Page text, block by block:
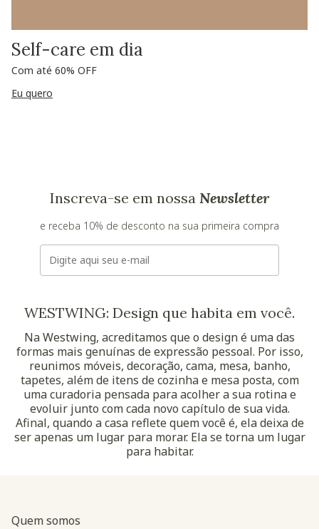
Self-care em dia
Com até 60% OFF
Eu quero
Inscreva-se em nossa Newsletter
e receba 10% de desconto na sua primeira compra
E-mail
WESTWING: Design que habita em você.
Na Westwing, acreditamos que o design é uma das
formas mais genuínas de expressão pessoal. Por isso,
reunimos móveis, decoração, cama, mesa, banho,
tapetes, além de itens de cozinha e mesa posta, com
uma curadoria pensada para acolher a sua rotina e
evoluir junto com cada novo capítulo de sua vida.
Afinal, quando a casa reflete quem você é, ela deixa de
ser apenas um lugar para morar. Ela se torna um lugar
para habitar.
Quem somos